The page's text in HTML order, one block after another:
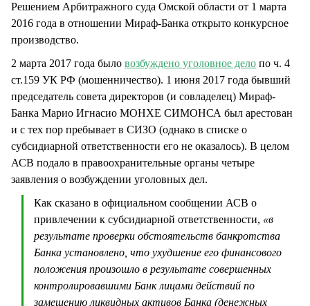
Решением Арбитражного суда Омской области от 1 марта
2016 года в отношении Мираф-Банка открыто конкурсное
производство.
2 марта 2017 года было возбуждено уголовное дело по ч. 4
ст.159 УК РФ (мошенничество). 1 июня 2017 года бывший
председатель совета директоров (и совладелец) Мираф-
Банка Марио Игнасио МОНХЕ СИМОНСА был арестован
и с тех пор пребывает в СИЗО (однако в списке о
субсидиарной ответственности его не оказалось). В целом
АСВ подало в правоохранительные органы четыре
заявления о возбуждении уголовных дел.
Как сказано в официальном сообщении АСВ о
привлечении к субсидиарной ответственности, «в
результате проверки обстоятельств банкротства
Банка установлено, что ухудшение его финансового
положения произошло в результате совершенных
контролировавшими Банк лицами действий по
замещению ликвидных активов Банка (денежных